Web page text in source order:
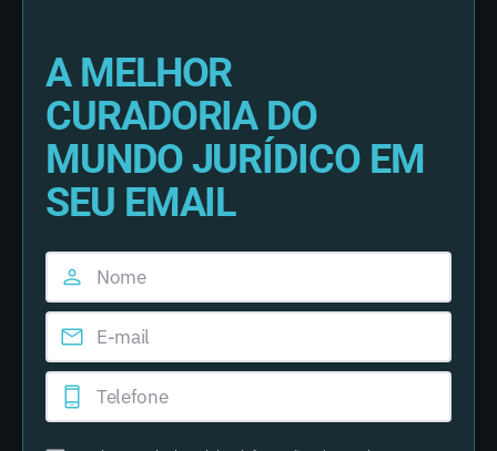
A MELHOR
CURADORIA DO
MUNDO JURÍDICO EM
SEU EMAIL